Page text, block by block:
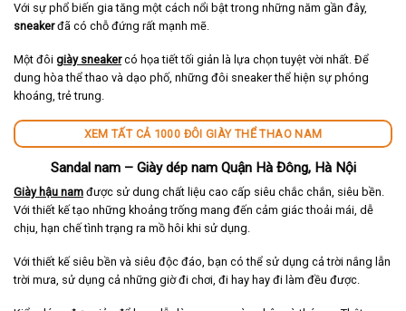
Với sự phổ biến gia tăng một cách nổi bật trong những năm gần đây,
sneakerđã có chỗ đứng rất mạnh mẽ.
Một đôi giày sneakercó họa tiết tối giản là lựa chọn tuyệt vời nhất. Để
dung hòa thể thao và dạo phố, những đôi sneaker thể hiện sự phóng
khoáng, trẻ trung.
XEM TẤT CẢ 1000 ĐÔI GIÀY THỂ THAO NAM
Sandal nam – Giày dép nam Quận Hà Đông, Hà Nội
Giày hậu nam được sử dung chất liệu cao cấp siêu chắc chắn, siêu bền.
Với thiết kế tạo những khoảng trống mang đến cảm giác thoải mái, dễ
chịu, hạn chế tình trạng ra mồ hôi khi sử dụng.
Với thiết kế siêu bền và siêu độc đáo, bạn có thể sử dụng cả trời nắng lẫn
trời mưa, sử dụng cả những giờ đi chơi, đi hay hay đi làm đều được.